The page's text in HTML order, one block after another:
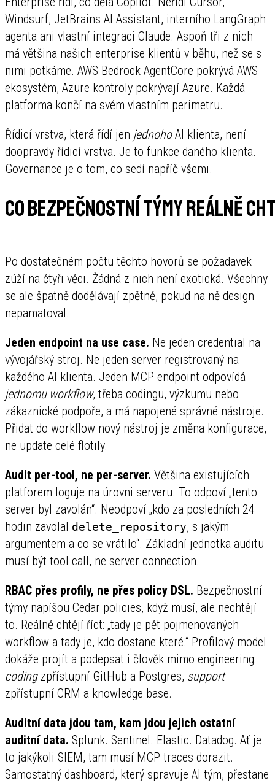
Windsurf, JetBrains AI Assistant, interního LangGraph
agenta ani vlastní integraci Claude. Aspoň tři z nich
má většina našich enterprise klientů v běhu, než se s
nimi potkáme. AWS Bedrock AgentCore pokrývá AWS
ekosystém, Azure kontroly pokrývají Azure. Každá
platforma končí na svém vlastním perimetru.
Řídicí vrstva, která řídí jen jednohoAI klienta, není
doopravdy řídicí vrstva. Je to funkce daného klienta.
Governance je o tom, co sedí napříč všemi.
Co bezpečnostní týmy reálně
Po dostatečném počtu těchto hovorů se požadavek
zúží na čtyři věci. Žádná z nich není exotická. Všechny
se ale špatně dodělávají zpětně, pokud na ně design
nepamatoval.
Jeden endpoint na use case. Ne jeden credential na
vývojářský stroj. Ne jeden server registrovaný na
každého AI klienta. Jeden MCP endpoint odpovídá
jednomu workflow, třeba codingu, výzkumu nebo
zákaznické podpoře, a má napojené správné nástroje.
Přidat do workflow nový nástroj je změna konfigurace,
ne update celé flotily.
Audit per-tool, ne per-server. Většina existujících
platforem loguje na úrovni serveru. To odpoví „tento
server byl zavolán“. Neodpoví „kdo za posledních 24
hodin zavolal delete_repository, s jakým
argumentem a co se vrátilo“. Základní jednotka auditu
musí být tool call, ne server connection.
RBAC přes profily, ne přes policy DSL. Bezpečnostní
týmy napíšou Cedar policies, když musí, ale nechtějí
to. Reálně chtějí říct: „tady je pět pojmenovaných
workflow a tady je, kdo dostane které.“ Profilový model
dokáže projít a podepsat i člověk mimo engineering:
codingzpřístupní GitHub a Postgres, support
zpřístupní CRM a knowledge base.
Auditní data jdou tam, kam jdou jejich ostatní
auditní data. Splunk. Sentinel. Elastic. Datadog. Ať je
to jakýkoli SIEM, tam musí MCP traces dorazit.
Samostatný dashboard, který spravuje AI tým, přestane